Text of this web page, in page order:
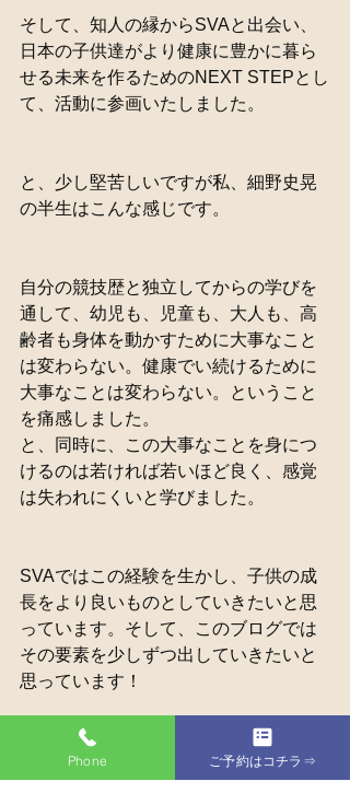
そして、知人の縁からSVAと出会い、
日本の子供達がより健康に豊かに暮ら
せる未来を作るためのNEXT STEPとし
て、活動に参画いたしました。
と、少し堅苦しいですが私、細野史晃
の半生はこんな感じです。
自分の競技歴と独立してからの学びを
通して、幼児も、児童も、大人も、高
齢者も身体を動かすために大事なこと
は変わらない。健康でい続けるために
大事なことは変わらない。ということ
を痛感しました。
と、同時に、この大事なことを身につ
けるのは若ければ若いほど良く、感覚
は失われにくいと学びました。
SVAではこの経験を生かし、子供の成
長をより良いものとしていきたいと思
っています。そして、このブログでは
その要素を少しずつ出していきたいと
思っています！
ぜひ、今後も楽しみにしていてくださ
Phone ご予約はコチラ⇒